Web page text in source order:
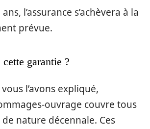
l’assurance s’achèvera à la
prévue.
garantie ?
l’avons expliqué,
ouvrage couvre tous
nature décennale. Ces